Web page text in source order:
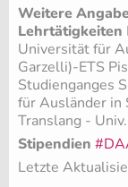
Weitere
Lehrtätigkeiten
Universität für
Garzelli)-ETS
Studienganges
für Ausländer in
Translang -
Stipendien
Letzte